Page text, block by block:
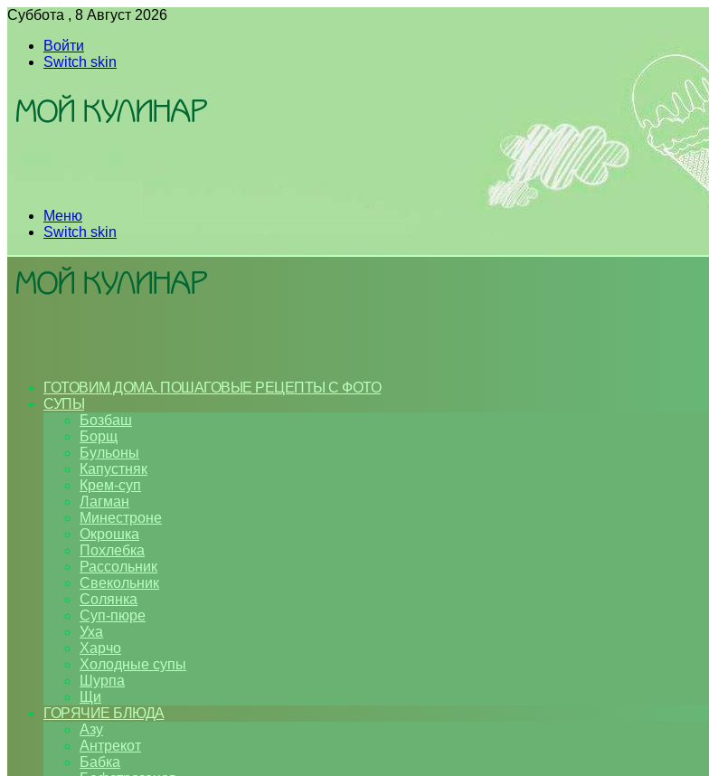
Суббота , 8 Август 2026
Войти
Switch skin
Меню
Switch skin
ГОТОВИМ ДОМА. ПОШАГОВЫЕ РЕЦЕПТЫ С ФОТО
СУПЫ
Бозбаш
Борщ
Бульоны
Капустняк
Крем-суп
Лагман
Минестроне
Окрошка
Похлебка
Рассольник
Свекольник
Солянка
Суп-пюре
Уха
Харчо
Холодные супы
Шурпа
Щи
ГОРЯЧИЕ БЛЮДА
Азу
Антрекот
Бабка